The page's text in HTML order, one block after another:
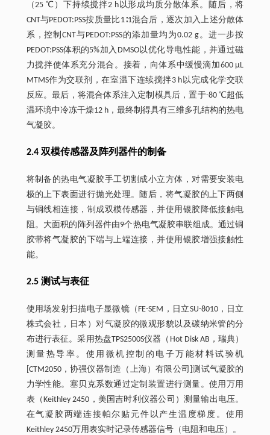
（25 ℃）下持续搅拌2 h以形成均质分散体系。随后，将
CNT与PEDOT:PSS按质量比1∶1混合后，逐次加入上述分散体
系，控制CNT与PEDOT:PSS的添加量均为0.02 g。进一步按
PEDOT:PSS体积的5%加入DMSO以优化导电性能，并通过磁
力搅拌使体系充分混合。接着，向体系中缓慢滴加600 μL
MTMS作为交联剂，在室温下连续搅拌3 h以完成化学交联
反应。最后，将混合体系注入定制模具后，置于-80 ℃超低
温环境中冷冻干燥12 h，最终制得具有三维多孔结构的热电
气凝胶。
2.4 双模传感器及阵列器件的制备
将制备的热电气凝胶手工切割成小立方体，对需要安装电
极的上下表面进行抛光处理。随后，将气凝胶的上下两侧
与铜线相连接，制成双模传感器，并使用银胶降低接触电
阻。大面积的阵列器件由9个热电气凝胶串联组成。通过铜
胶带将气凝胶的下端与上端连接，并使用银胶增强接触性
能。
2.5 测试与表征
使用场发射扫描电子显微镜（FE-SEM，日立SU-8010，日立
株式会社，日本）对气凝胶的微观形貌以及碳纳米管的分
布进行表征。采用热盘TPS2500S仪器（Hot Disk AB，瑞典）
测量热导率。使用微机控制的电子万能材料试验机
[CTM2050，协强仪器制造（上海）有限公司]测试气凝胶的
力学性能。塞贝克系数通过定制装置进行测量。使用万用
表（Keithley 2450，美国吉时利仪器公司）测量输出电压。
在气凝胶两端连接帕尔贴元件以产生温度梯度。使用
Keithley 2450万用表实时记录传感器信号（电阻和电压）。